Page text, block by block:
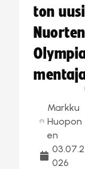
ton uusi
Nuorten
Markku
Huopon
en
03.07.2
026